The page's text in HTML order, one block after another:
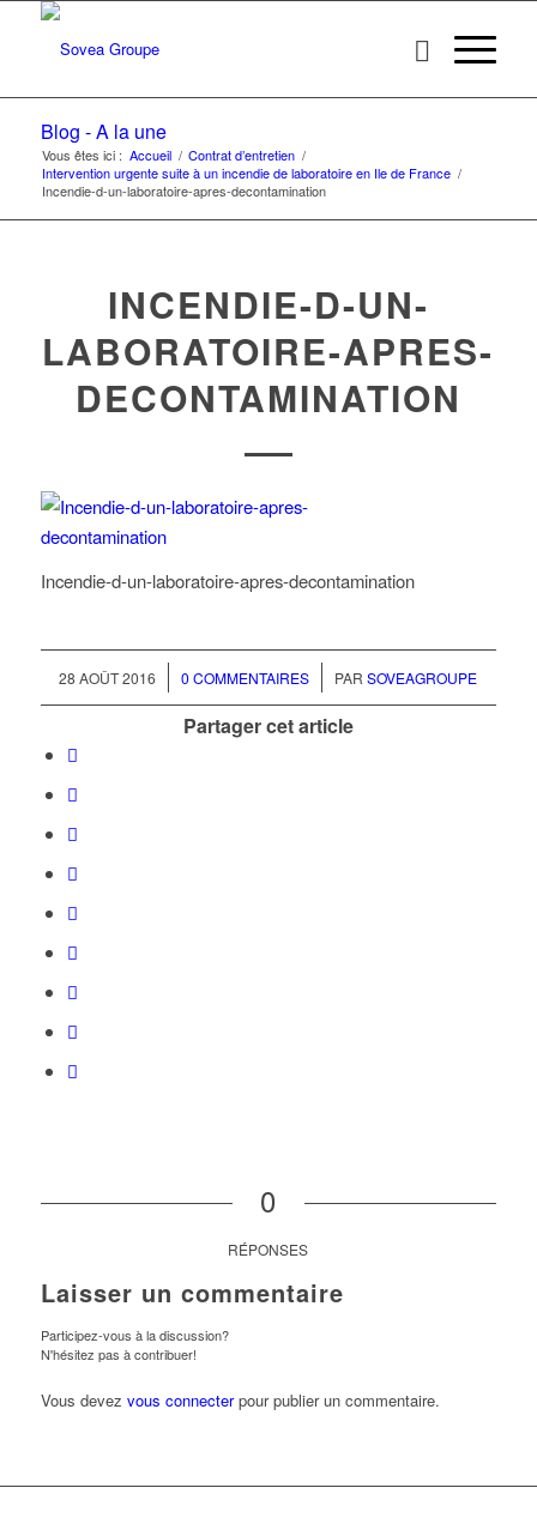
Blog - A la une
Vous êtes ici : Accueil / Contrat d’entretien /
Intervention urgente suite à un incendie de laboratoire en Ile de France /
Incendie-d-un-laboratoire-apres-decontamination
INCENDIE-D-UN-
LABORATOIRE-APRES-
DECONTAMINATION
Incendie-d-un-laboratoire-apres-decontamination
28 AOÛT 2016
/ 0 COMMENTAIRES
/ PARSOVEAGROUPE
Partager cet article
0
RÉPONSES
Laisser un commentaire
Participez-vous à la discussion?
N'hésitez pas à contribuer!
Vous devez vous connecterpour publier un commentaire.